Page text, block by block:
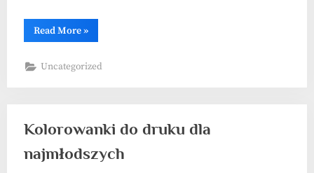
Read More“Proste
kolorowanki
»
Uncategorized
Kolorowanki do druku dla
najmłodszych